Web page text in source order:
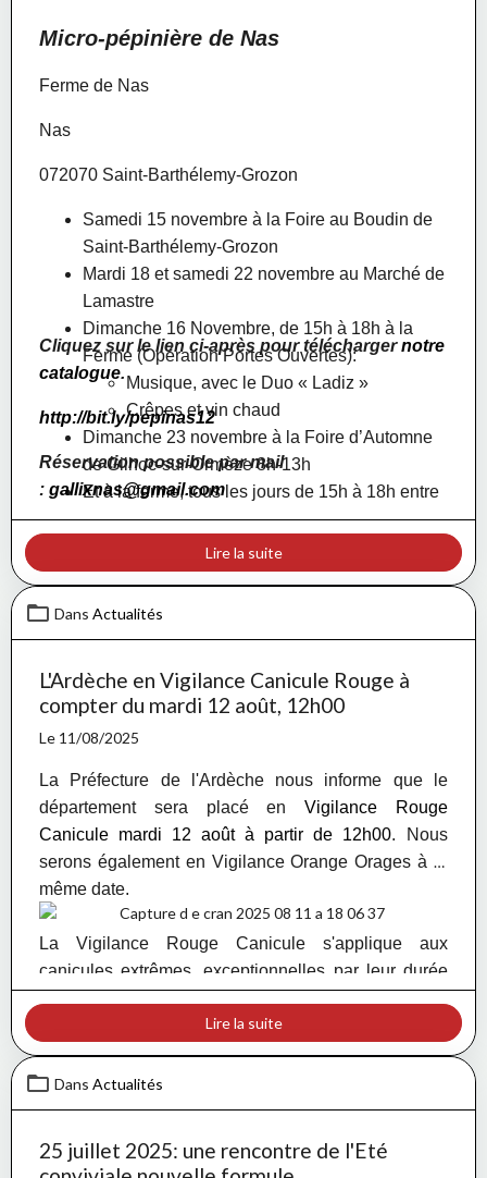
Micro-pépinière de Nas
Ferme de Nas
Nas
072070 Saint-Barthélemy-Grozon
Samedi 15 novembre à la Foire au Boudin de
Saint-Barthélemy-Grozon
Mardi 18 et samedi 22 novembre au Marché de
Lamastre
Dimanche 16 Novembre, de 15h à 18h à la
Ferme (Opération Portes Ouvertes):
Musique, avec le Duo « Ladiz »
Crêpes et vin chaud
Dimanche 23 novembre à la Foire d’Automne
de Gilhoc-sur-Ormèze 8h-13h
Et à la ferme, tous les jours de 15h à 18h entre
le 16 et le 23 novembre
Cliquez sur le lien ci-après pour téléchargernotre
catalogue.
http://bit.ly/pepinas12
Réservation possible par mail
: gallixnas@gmail.com
Lire la suite
Dans Actualités
L'Ardèche en Vigilance Canicule Rouge à
compter du mardi 12 août, 12h00
Le 11/08/2025
La Préfecture de l'Ardèche nous informe que le
département sera placé en Vigilance Rouge
Canicule mardi 12 août à partir de 12h00. Nous
serons également en Vigilance Orange Orages à la
même date.
La Vigilance Rouge Canicule s'applique aux
canicules extrêmes, exceptionnelles par leur durée
sanitaire pour l’ensemble de la population et de forts
impacts sociétaux (sécheresse, approvisionnement
en eau potable, aménagement ou arrêt de certaines
activités, etc.). Elle se différencie de la Vigilance
sur l’ensemble de la population, au delà des
Lire la suite
Dans Actualités
25 juillet 2025: une rencontre de l'Eté